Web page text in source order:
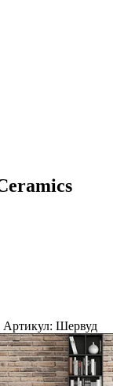
Артикул: Шервуд